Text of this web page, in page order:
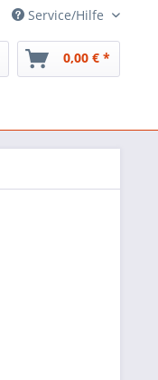
Service/Hilfe
0,00 € *